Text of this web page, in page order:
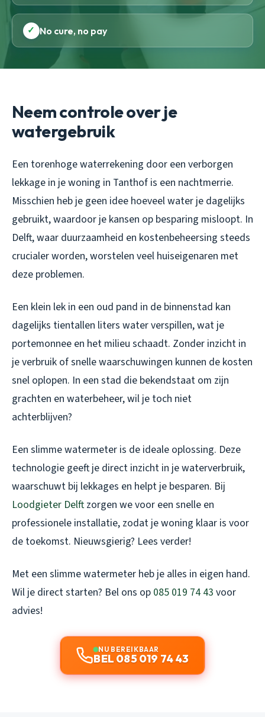
✓ No cure, no pay
Neem controle over je
watergebruik
Een torenhoge waterrekening door een verborgen
lekkage in je woning in Tanthof is een nachtmerrie.
Misschien heb je geen idee hoeveel water je dagelijks
gebruikt, waardoor je kansen op besparing misloopt. In
Delft, waar duurzaamheid en kostenbeheersing steeds
crucialer worden, worstelen veel huiseigenaren met
deze problemen.
Een klein lek in een oud pand in de binnenstad kan
dagelijks tientallen liters water verspillen, wat je
portemonnee en het milieu schaadt. Zonder inzicht in
je verbruik of snelle waarschuwingen kunnen de kosten
snel oplopen. In een stad die bekendstaat om zijn
grachten en waterbeheer, wil je toch niet
achterblijven?
Een slimme watermeter is de ideale oplossing. Deze
technologie geeft je direct inzicht in je waterverbruik,
waarschuwt bij lekkages en helpt je besparen. Bij
Loodgieter Delftzorgen we voor een snelle en
professionele installatie, zodat je woning klaar is voor
de toekomst. Nieuwsgierig? Lees verder!
Met een slimme watermeter heb je alles in eigen hand.
Wil je direct starten? Bel ons op 085 019 74 43 voor
advies!
NU BEREIKBAAR
BEL 085 019 74 43